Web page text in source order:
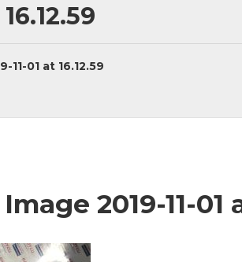
11-01 at 16.12.59
2019-11-01